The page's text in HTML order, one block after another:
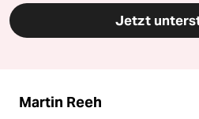
Jetzt
Martin Reeh